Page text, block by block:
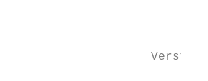
Versteigerte